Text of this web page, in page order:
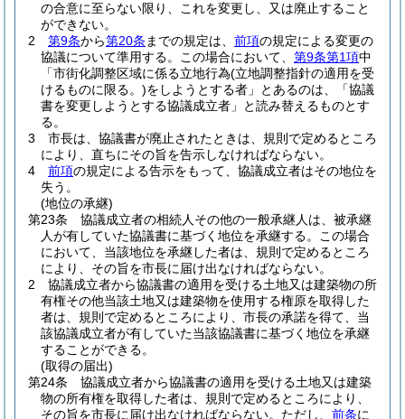
の合意に至らない限り、これを変更し、又は廃止すること
ができない。
2
第9条から第20条 までの規定は、 前項の規定による変更の
協議について準用する。
この場合において、 第9条第1項中
「市街化調整区域に係る立地行為(立地調整指針の適用を受
けるものに限る。)をしようとする者」とあるのは、「協議
書を変更しようとする協議成立者」と読み替えるものとす
る。
3
市長は、協議書が廃止されたときは、規則で定めるところ
により、直ちにその旨を告示しなければならない。
4
前項の規定による告示をもって、協議成立者はその地位を
失う。
(地位の承継)
第23条
協議成立者の相続人その他の一般承継人は、被承継
人が有していた協議書に基づく地位を承継する。
この場合
において、当該地位を承継した者は、規則で定めるところ
により、その旨を市長に届け出なければならない。
2
協議成立者から協議書の適用を受ける土地又は建築物の所
有権その他当該土地又は建築物を使用する権原を取得した
者は、規則で定めるところにより、市長の承諾を得て、当
該協議成立者が有していた当該協議書に基づく地位を承継
することができる。
(取得の届出)
第24条
協議成立者から協議書の適用を受ける土地又は建築
物の所有権を取得した者は、規則で定めるところにより、
その旨を市長に届け出なければならない。 ただし、 前条に